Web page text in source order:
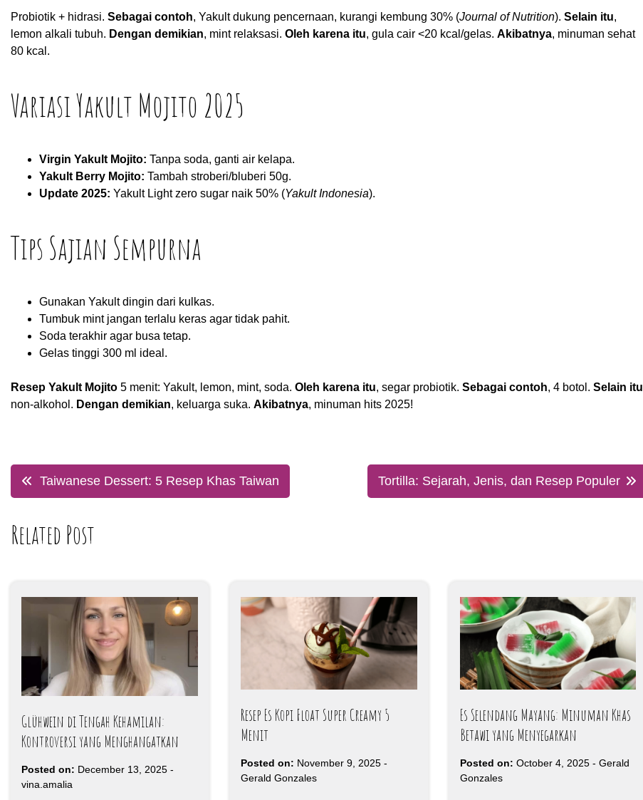
Probiotik + hidrasi. Sebagai contoh, Yakult dukung pencernaan, kurangi kembung 30% (Journal of Nutrition). Selain itu,
lemon alkali tubuh. Dengan demikian, mint relaksasi. Oleh karena itu, gula cair <20 kcal/gelas. Akibatnya, minuman sehat
80 kcal.
Variasi Yakult Mojito 2025
Virgin Yakult Mojito: Tanpa soda, ganti air kelapa.
Yakult Berry Mojito: Tambah stroberi/bluberi 50g.
Update 2025: Yakult Light zero sugar naik 50% (Yakult Indonesia).
Tips Sajian Sempurna
Gunakan Yakult dingin dari kulkas.
Tumbuk mint jangan terlalu keras agar tidak pahit.
Soda terakhir agar busa tetap.
Gelas tinggi 300 ml ideal.
Resep Yakult Mojito 5 menit: Yakult, lemon, mint, soda. Oleh karena itu, segar probiotik. Sebagai contoh, 4 botol. Selain itu
non-alkohol. Dengan demikian, keluarga suka. Akibatnya, minuman hits 2025!
Post
navigation
Taiwanese Dessert: 5 Resep Khas Taiwan Tortilla: Sejarah, Jenis, dan Resep Populer
Related Post
Glühwein di Tengah Kehamilan:
Kontroversi yang Menghangatkan
Posted on: December 13, 2025 -
vina.amalia
Resep Es Kopi Float Super Creamy 5
Menit
Posted on: November 9, 2025-
Gerald Gonzales
Es Selendang Mayang: Minuman Khas
Betawi yang Menyegarkan
Posted on: October 4, 2025- Gerald
Gonzales